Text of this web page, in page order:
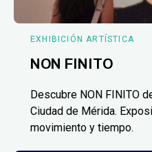
EXHIBICIÓN ARTÍSTICA
NON FINITO
Descubre NON FINITO
Ciudad de Mérida.
movimiento y tiempo.